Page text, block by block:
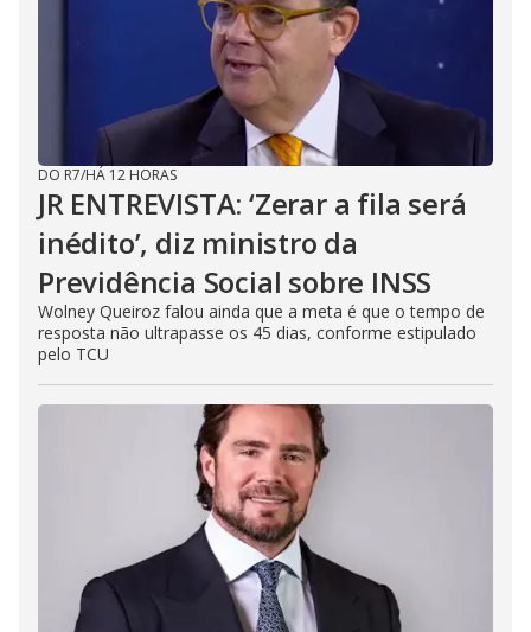
DO R7/HÁ 12 HORAS
JR ENTREVISTA: ‘Zerar a fila será
inédito’, diz ministro da
Previdência Social sobre INSS
Wolney Queiroz falou ainda que a meta é que o tempo de
resposta não ultrapasse os 45 dias, conforme estipulado
pelo TCU